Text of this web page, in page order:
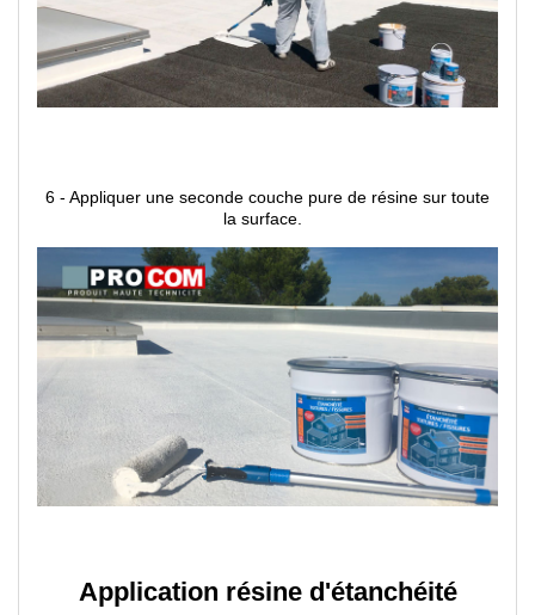
6 - Appliquer une seconde couche pure de résine sur toute
la surface.
Application résine d'étanchéité